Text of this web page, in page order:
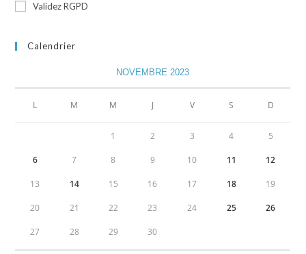
Validez RGPD
Calendrier
NOVEMBRE 2023
L M M J V S D
1 2 3 4 5
6 7 8 9 10 11 12
13 14 15 16 17 18 19
20 21 22 23 24 25 26
27 28 29 30